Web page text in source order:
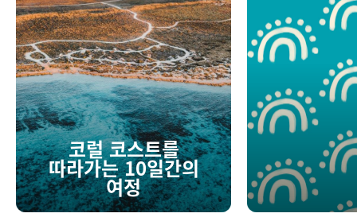
코럴 코스트를
따라가는 10일간의
여정